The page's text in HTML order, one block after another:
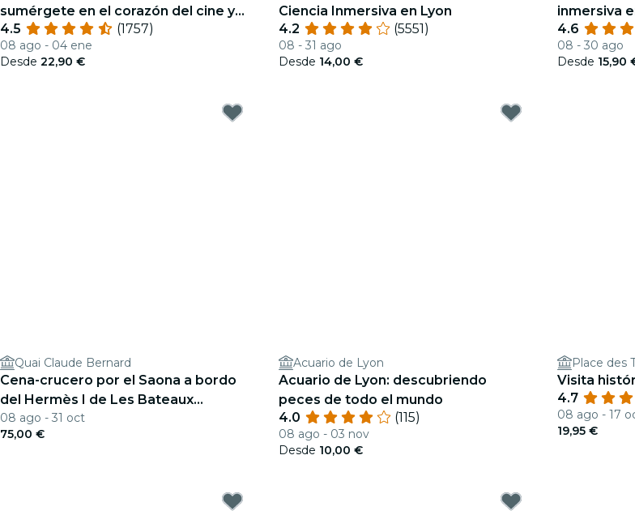
sumérgete en el corazón del cine y
los efectos especiales
4.5 (1757)
08 ago - 04 ene
Desde 22,90 €
Ciencia Inmersiva en Lyon
4.2
(5551)
08 - 31 ago
Desde 14,00 €
inmersiva
4.6
08 - 30 ago
Desde 15,90
Quai Claude Bernard
Cena-crucero por el Saona a bordo
del Hermès I de Les Bateaux
Lyonnais
08 ago - 31 oct
75,00 €
Acuario de Lyon
Acuario de Lyon: descubriendo
peces de todo el mundo
4.0
(115)
08 ago - 03 nov
Desde 10,00 €
Place des
Visita
4.7
08 ago - 17
19,95 €